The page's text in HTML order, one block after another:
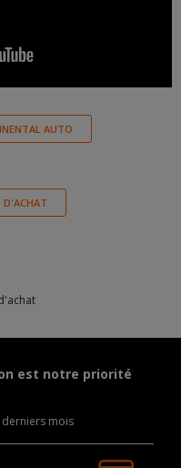
AUTO
D'ACHAT
est notre priorité
derniers mois